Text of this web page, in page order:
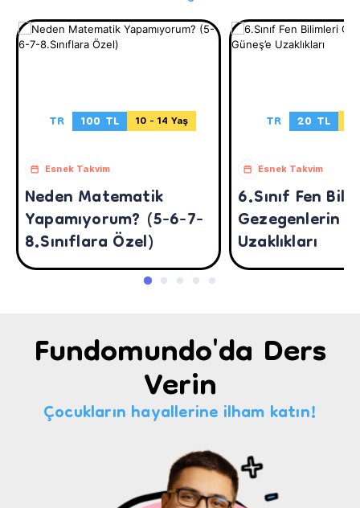
TR 100 TL 10 - 14 Yaş
Esnek Takvim
Neden Matematik
Yapamıyorum? (5-6-7-
8.Sınıflara Özel)
TR 20 TL
Esnek Takvim
6.Sınıf Fen
Gezegenlerin
Uzaklıkları
Fundomundo'da Ders
Verin
Çocukların hayallerine ilham katın!